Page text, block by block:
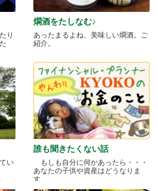
り
燗酒をたしなむ♪
あったまるよね、美味しい燗酒。ご
紹介。
い
誰も聞きたくない話
もしも自分に何かあったら・・・
あなたの子供や資産はどうなりま
す.....